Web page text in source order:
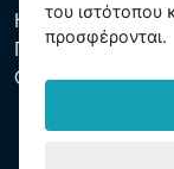
Η εταιρεία είναι
Πράγας, μέρος C,
CZ26150808.
του ιστότοπου
προσφέρονται.